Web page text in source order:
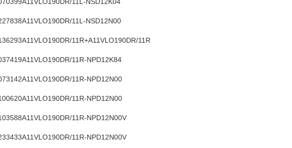
A11VLO190DR/11L-NSD12N00
A11VLO190DR/11R+A11VLO190DR/11R
A11VLO190DR/11R-NPD12K84
A11VLO190DR/11R-NPD12N00
A11VLO190DR/11R-NPD12N00
A11VLO190DR/11R-NPD12N00V
A11VLO190DR/11R-NPD12N00V